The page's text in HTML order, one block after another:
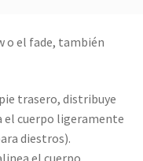
o el fade, también
trasero, distribuye
el cuerpo ligeramente
diestros).